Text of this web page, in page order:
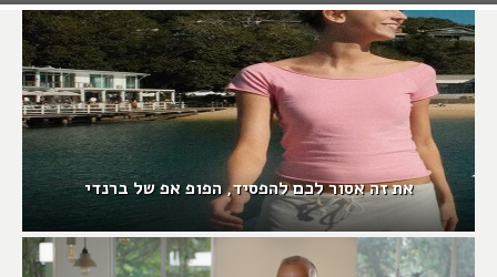
את זה אסור לכם להפסיד, הפופ אפ של ברנדי